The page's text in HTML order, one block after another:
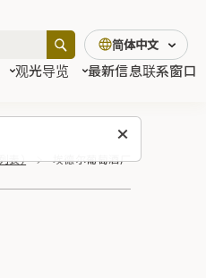
观光导览 最新信息联系窗口
简体中文
表） 埃德尔葡萄酒厂